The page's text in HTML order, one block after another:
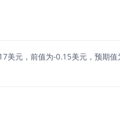
元，前值为-0.15美元，预期值